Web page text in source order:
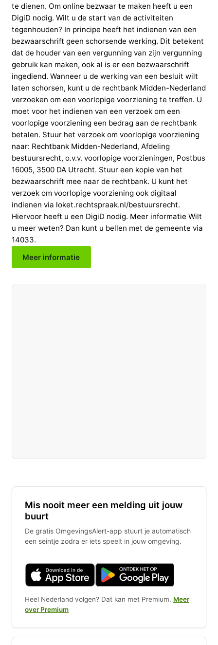
te dienen. Om online bezwaar te maken heeft u een
DigiD nodig. Wilt u de start van de activiteiten
tegenhouden? In principe heeft het indienen van een
bezwaarschrift geen schorsende werking. Dit betekent
dat de houder van een vergunning van zijn vergunning
gebruik kan maken, ook al is er een bezwaarschrift
ingediend. Wanneer u de werking van een besluit wilt
laten schorsen, kunt u de rechtbank Midden-Nederland
verzoeken om een voorlopige voorziening te treffen. U
moet voor het indienen van een verzoek om een
voorlopige voorziening een bedrag aan de rechtbank
betalen. Stuur het verzoek om voorlopige voorziening
naar: Rechtbank Midden-Nederland, Afdeling
bestuursrecht, o.v.v. voorlopige voorzieningen, Postbus
16005, 3500 DA Utrecht. Stuur een kopie van het
bezwaarschrift mee naar de rechtbank. U kunt het
verzoek om voorlopige voorziening ook digitaal
indienen via loket.rechtspraak.nl/bestuursrecht.
Hiervoor heeft u een DigiD nodig. Meer informatie Wilt
u meer weten? Dan kunt u bellen met de gemeente via
14033.
Meer informatie
Mis nooit meer een melding uit jouw
buurt
De gratis OmgevingsAlert-app stuurt je automatisch
een seintje zodra er iets speelt in jouw omgeving.
Heel Nederland volgen? Dat kan met Premium. Meer
over Premium